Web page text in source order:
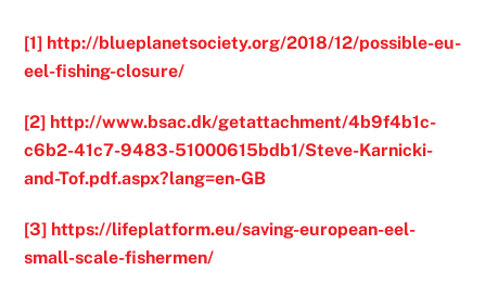
[1] http://blueplanetsociety.org/2018/12/possible-eu-
eel-fishing-closure/
[2] http://www.bsac.dk/getattachment/4b9f4b1c-
c6b2-41c7-9483-51000615bdb1/Steve-Karnicki-
and-Tof.pdf.aspx?lang=en-GB
[3] https://lifeplatform.eu/saving-european-eel-
small-scale-fishermen/